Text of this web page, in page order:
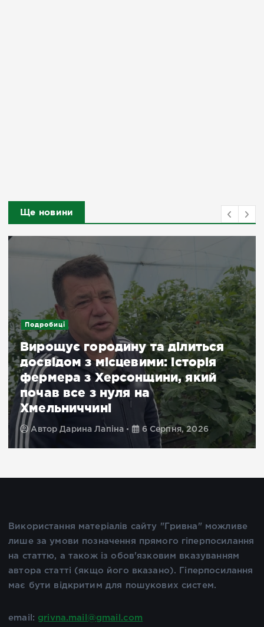
Ще новини
Подробиці
Вирощує городину та ділиться
досвідом з місцевими: історія
фермера з Херсонщини, який
почав все з нуля на
Хмельниччині
АвторДарина Лапіна 6 Серпня, 2026
Використання матеріалів сайту "Гривна" можливе
лише за умови позначення прямого гіперпосилання
на статтю, а також із обов'язковим вказуванням
автора статті (якщо його вказано). Гіперпосилання
має бути відкритим для пошукових систем.
email: grivna.mail@gmail.com